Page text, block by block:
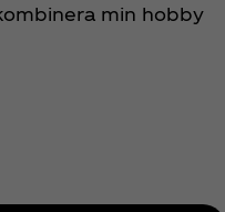
min hobby